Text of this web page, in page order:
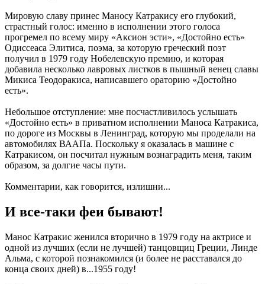
Мировую славу принес Маносу Катракису его глубокий,
страстный голос: именно в исполнении этого голоса
прогремел по всему миру «Аксион эсти», «Достойно есть»
Одиссеаса Элитиса, поэма, за которую греческий поэт
получил в 1979 году Нобелевскую премию, и которая
добавила несколько лавровых листков в пышный венец славы
Микиса Теодоракиса, написавшего ораторию «Достойно
есть».
Небольшое отступление: мне посчастливилось услышать
«Достойно есть» в приватном исполнении Маноса Катракиса,
по дороге из Москвы в Ленинград, которую мы проделали на
автомобилях ВААПа. Поскольку я оказалась в машине с
Катракисом, он посчитал нужным вознаградить меня, таким
образом, за долгие часы пути.
Комментарии, как говорится, излишни...
И все-таки феи бывают!
Манос Катракис женился вторично в 1979 году на актрисе и
одной из лучших (если не лучшей) танцовщиц Греции, Линде
Альма, с которой познакомился (и более не расставался до
конца своих дней) в...1955 году!